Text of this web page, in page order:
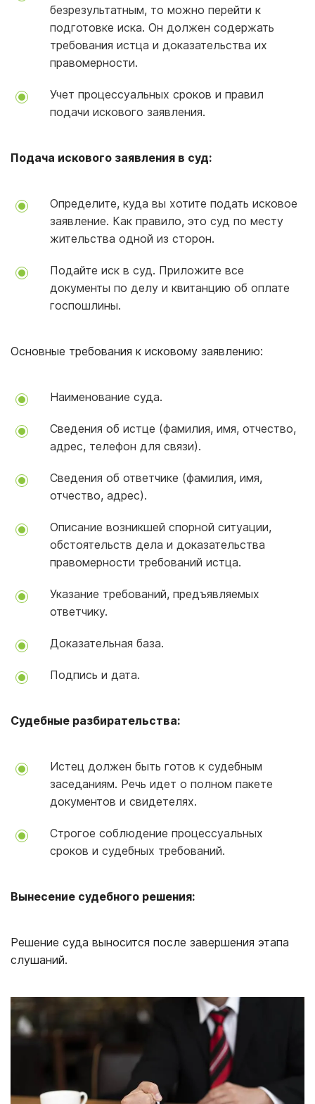
безрезультатным, то можно перейти к
подготовке иска. Он должен содержать
требования истца и доказательства их
правомерности.
Учет процессуальных сроков и правил
подачи искового заявления.
Подача искового заявления в суд:
Определите, куда вы хотите подать исковое
заявление. Как правило, это суд по месту
жительства одной из сторон.
Подайте иск в суд. Приложите все
документы по делу и квитанцию об оплате
госпошлины.
Основные требования к исковому заявлению:
Наименование суда.
Сведения об истце (фамилия, имя, отчество,
адрес, телефон для связи).
Сведения об ответчике (фамилия, имя,
отчество, адрес).
Описание возникшей спорной ситуации,
обстоятельств дела и доказательства
правомерности требований истца.
Указание требований, предъявляемых
ответчику.
Доказательная база.
Подпись и дата.
Судебные разбирательства:
Истец должен быть готов к судебным
заседаниям. Речь идет о полном пакете
документов и свидетелях.
Строгое соблюдение процессуальных
сроков и судебных требований.
Вынесение судебного решения:
Решение суда выносится после завершения этапа
слушаний.